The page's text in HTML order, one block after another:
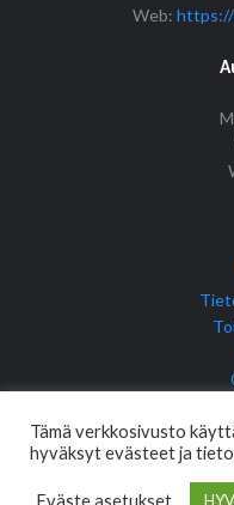
Web: https://
Tämä verkkosivusto
hyväksyt evästeet ja
Eväste asetukset